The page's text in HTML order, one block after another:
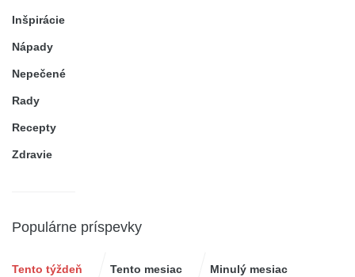
Inšpirácie
Nápady
Nepečené
Rady
Recepty
Zdravie
Populárne príspevky
Tento týždeň Tento mesiac Minulý mesiac